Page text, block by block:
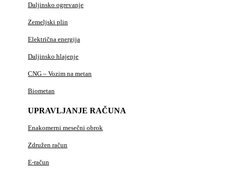
Daljinsko ogrevanje
Zemeljski plin
Električna energija
Daljinsko hlajenje
CNG – Vozim na metan
Biometan
UPRAVLJANJE RAČUNA
Enakomerni mesečni obrok
Združen račun
E-račun